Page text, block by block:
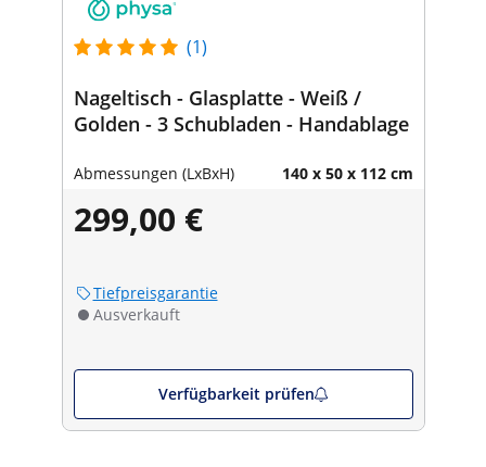
(1)
Nageltisch - Glasplatte - Weiß /
Golden - 3 Schubladen - Handablage
Abmessungen (LxBxH) 140 x 50 x 112 cm
299,00 €
Tiefpreisgarantie
Ausverkauft
Verfügbarkeit prüfen